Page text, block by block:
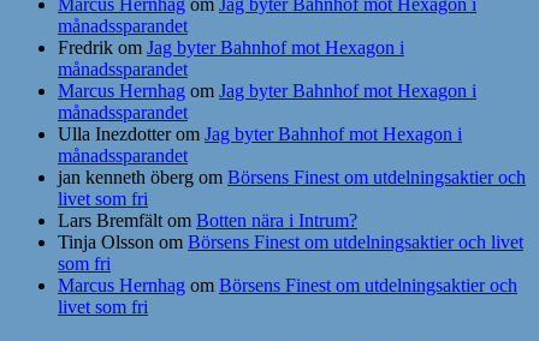
Marcus Hernhag om Jag byter Bahnhof mot Hexagon i
månadssparandet
Fredrik om Jag byter Bahnhof mot Hexagon i
månadssparandet
Marcus Hernhag om Jag byter Bahnhof mot Hexagon i
månadssparandet
Ulla Inezdotterom Jag byter Bahnhof mot Hexagon i
månadssparandet
jan kenneth öberg om Börsens Finest om utdelningsaktier och
livet som fri
Lars Bremfältom Botten nära i Intrum?
Tinja Olsson om Börsens Finest om utdelningsaktier och livet
som fri
Marcus Hernhag om Börsens Finest om utdelningsaktier och
livet som fri